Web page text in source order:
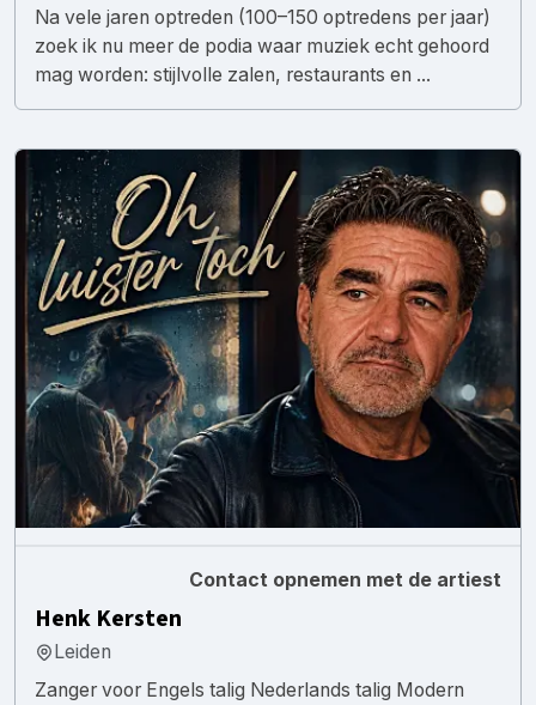
Na vele jaren optreden (100–150 optredens per jaar)
zoek ik nu meer de podia waar muziek echt gehoord
mag worden: stijlvolle zalen, restaurants en ...
Contact opnemen met de artiest
Henk Kersten
Leiden
Zanger voor Engels talig Nederlands talig Modern